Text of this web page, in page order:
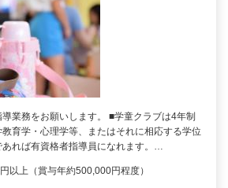
業務をお願いします。 ■学童クラブは4年制
育学・心理学等、またはそれに相応する学位
あれば有資格者指導員になれます。…
以上（賞与年約500,000円程度）